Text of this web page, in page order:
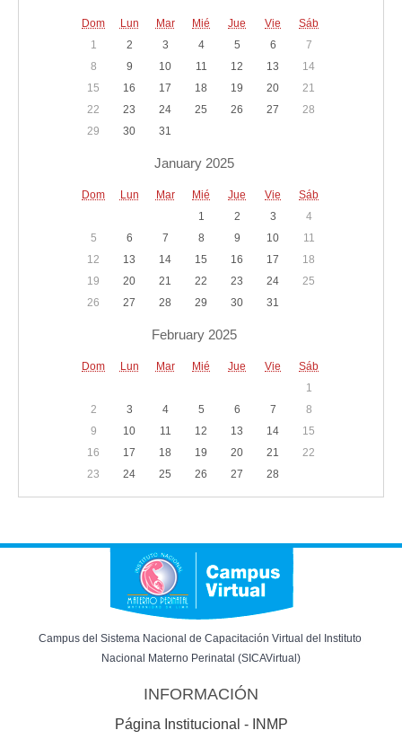
Dom Lun Mar Mié Jue Vie
Sáb
1
2 3 4 5 6
7
8
9 10 11 12 13
14
15
16 17 18 19 20
21
22
23 24 25 26 27
28
29
30 31
January 2025
Dom Lun Mar Mié Jue Vie
Sáb
1
2 3
4
5
6 7 8 9 10
11
12
13 14 15 16 17
18
19
20 21 22 23 24
25
26
27 28 29 30 31
February 2025
Dom Lun Mar Mié Jue Vie
Sáb
1
2
3 4 5 6 7
8
9
10 11 12 13 14
15
16
17 18 19 20 21
22
23
24 25 26 27 28
Campus del Sistema Nacional de Capacitación Virtual del Instituto
Nacional Materno Perinatal (SICAVirtual)
INFORMACIÓN
Página Institucional - INMP